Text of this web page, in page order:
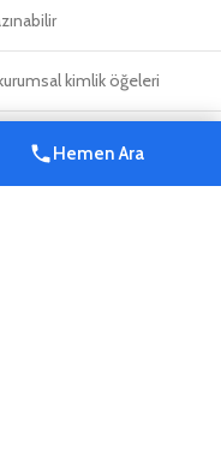
kimlik öğeleri
Hemen Ara